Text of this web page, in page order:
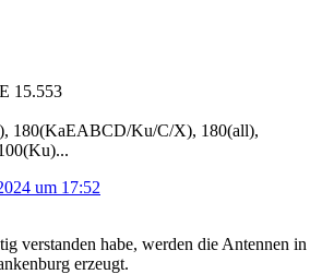
15.553
180(KaEABCD/Ku/C/X), 180(all),
um 17:52
verstanden habe, werden die Antennen in
erzeugt.